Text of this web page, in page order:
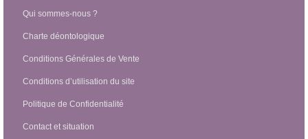
Qui sommes-nous ?
Charte déontologique
Conditions Générales de Vente
Conditions d’utilisation du site
Politique de Confidentialité
Contact et situation